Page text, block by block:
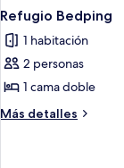
Refugio Bedping
1 habitación
2 personas
1 cama doble
Más detalles
Más